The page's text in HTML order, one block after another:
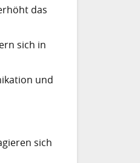
das
sich in
und
sich